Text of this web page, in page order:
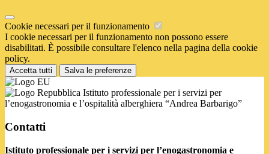
Cookie necessari per il funzionamento
I cookie necessari per il funzionamento non possono essere
disabilitati. È possibile consultare l'elenco nella pagina della cookie
policy.
Accetta tutti Salva le preferenze
Istituto professionale per i servizi per
l’enogastronomia e l’ospitalità alberghiera “Andrea Barbarigo”
Contatti
Istituto professionale per i servizi per l’enogastronomia e